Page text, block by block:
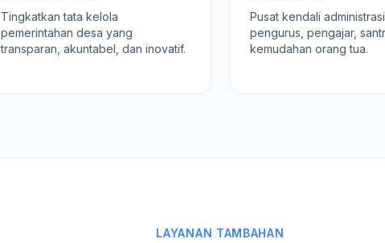
Tingkatkan tata kelola
pemerintahan desa yang
transparan, akuntabel, dan inovatif.
Pusat kendali
pengurus, pengajar,
kemudahan orang tua.
LAYANAN TAMBAHAN